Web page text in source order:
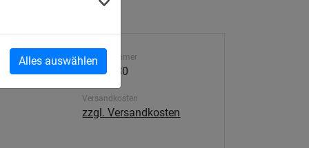
Alles auswählenArtikelnummer
4316-130
Versandkosten
zzgl. Versandkosten